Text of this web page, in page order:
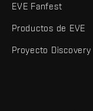
EVE Fanfest
Productos de EVE
Proyecto Discovery